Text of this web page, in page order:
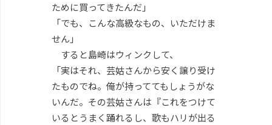
ために買ってきたんだ」
「でも、こんな高級なもの、いただけま
せん」
すると島崎はウィンクして、
「実はそれ、芸姑さんから安く譲り受け
たものでね。俺が持っててもしょうがな
いんだ。その芸姑さんは『これをつけて
いるとうまく踊れるし、歌もハリが出る